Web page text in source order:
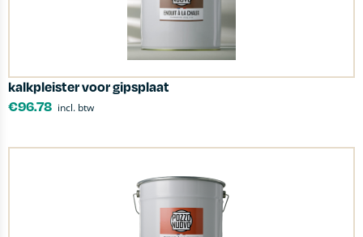
kalkpleister voor gipsplaat
€96.78 incl. btw